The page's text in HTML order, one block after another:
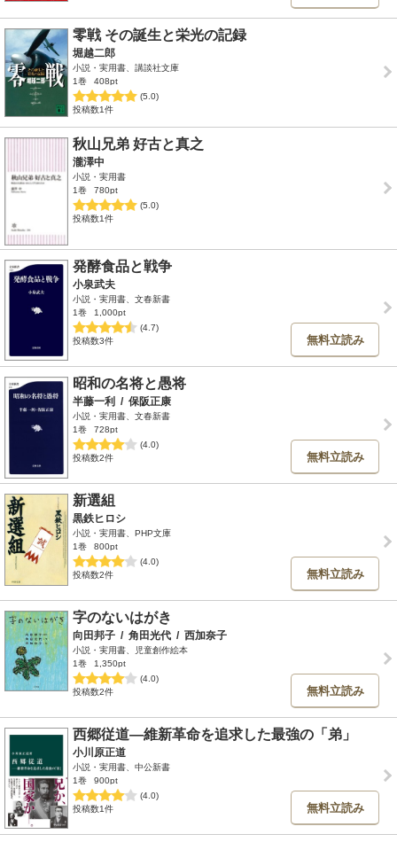
零戦 その誕生と栄光の記録
堀越二郎
小説・実用書、講談社文庫
1巻
408pt
(5.0)
投稿数1件
秋山兄弟 好古と真之
瀧澤中
小説・実用書
1巻
780pt
(5.0)
投稿数1件
発酵食品と戦争
小泉武夫
小説・実用書、文春新書
1巻
1,000pt
(4.7)
投稿数3件
無料立読み
昭和の名将と愚将
半藤一利 / 保阪正康
小説・実用書、文春新書
1巻
728pt
(4.0)
投稿数2件
無料立読み
新選組
黒鉄ヒロシ
小説・実用書、PHP文庫
1巻
800pt
(4.0)
投稿数2件
無料立読み
字のないはがき
向田邦子 / 角田光代 / 西加奈子
小説・実用書、児童創作絵本
1巻
1,350pt
(4.0)
投稿数2件
無料立読み
西郷従道―維新革命を追求した最強の「弟」
小川原正道
小説・実用書、中公新書
1巻
900pt
(4.0)
投稿数1件
無料立読み